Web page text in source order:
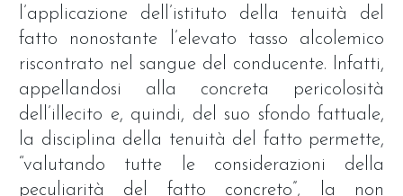
l’applicazione dell’istituto della tenuità del
fatto nonostante l’elevato tasso alcolemico
riscontrato nel sangue del conducente. Infatti,
appellandosi alla concreta pericolosità
dell’illecito e, quindi, del suo sfondo fattuale,
la disciplina della tenuità del fatto permette,
“valutando tutte le considerazioni della
peculiarità del fatto concreto”, la non